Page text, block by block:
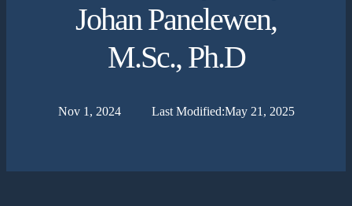
Johan Panelewen,
M.Sc., Ph.D
Nov 1, 2024 Last Modified:May 21, 2025